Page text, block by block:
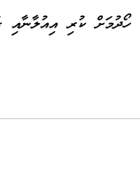
ހޯދުމަށް ކުރި އިއުލާނާއި